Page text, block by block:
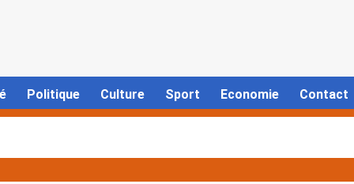
Politique Culture Sport Economie Contact